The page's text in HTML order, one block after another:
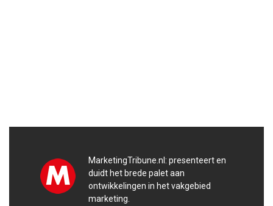
MarketingTribune.nl: presenteert en
duidt het brede palet aan
ontwikkelingen in het vakgebied
marketing.